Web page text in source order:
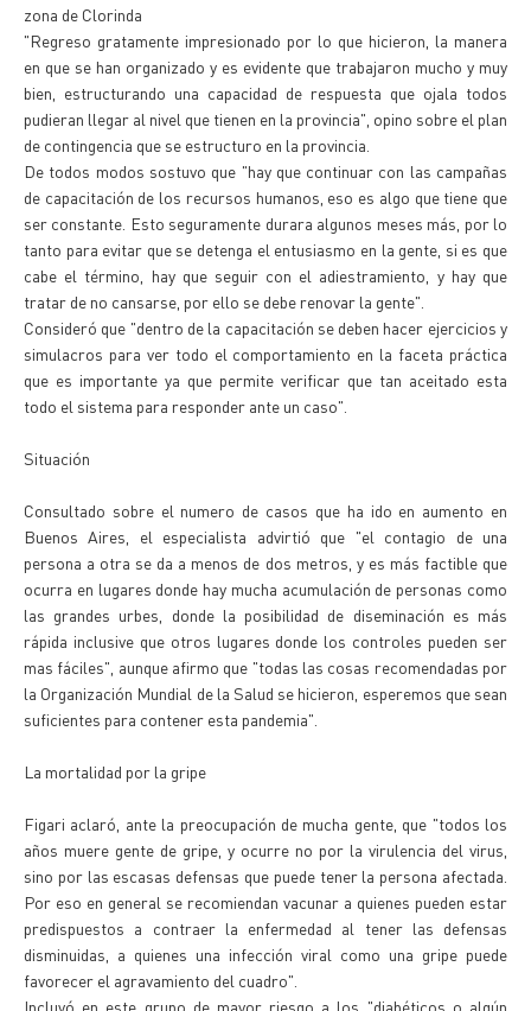
zona de Clorinda
"Regreso gratamente impresionado por lo que hicieron, la manera
en que se han organizado y es evidente que trabajaron mucho y muy
bien, estructurando una capacidad de respuesta que ojala todos
pudieran llegar al nivel que tienen en la provincia", opino sobre el plan
de contingencia que se estructuro en la provincia.
De todos modos sostuvo que "hay que continuar con las campañas
de capacitación de los recursos humanos, eso es algo que tiene que
ser constante. Esto seguramente durara algunos meses más, por lo
tanto para evitar que se detenga el entusiasmo en la gente, si es que
cabe el término, hay que seguir con el adiestramiento, y hay que
tratar de no cansarse, por ello se debe renovar la gente".
Consideró que "dentro de la capacitación se deben hacer ejercicios y
simulacros para ver todo el comportamiento en la faceta práctica
que es importante ya que permite verificar que tan aceitado esta
todo el sistema para responder ante un caso".
Situación
Consultado sobre el numero de casos que ha ido en aumento en
Buenos Aires, el especialista advirtió que "el contagio de una
persona a otra se da a menos de dos metros, y es más factible que
ocurra en lugares donde hay mucha acumulación de personas como
las grandes urbes, donde la posibilidad de diseminación es más
rápida inclusive que otros lugares donde los controles pueden ser
mas fáciles", aunque afirmo que "todas las cosas recomendadas por
la Organización Mundial de la Salud se hicieron, esperemos que sean
suficientes para contener esta pandemia".
La mortalidad por la gripe
Figari aclaró, ante la preocupación de mucha gente, que "todos los
años muere gente de gripe, y ocurre no por la virulencia del virus,
sino por las escasas defensas que puede tener la persona afectada.
Por eso en general se recomiendan vacunar a quienes pueden estar
predispuestos a contraer la enfermedad al tener las defensas
disminuidas, a quienes una infección viral como una gripe puede
favorecer el agravamiento del cuadro".
Incluyó en este grupo de mayor riesgo a los "diabéticos o algún